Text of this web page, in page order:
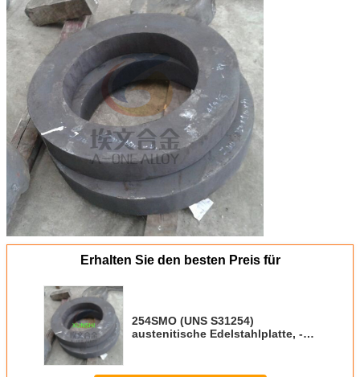
Erhalten Sie den besten Preis für
254SMO (UNS S31254)
austenitische Edelstahlplatte, -